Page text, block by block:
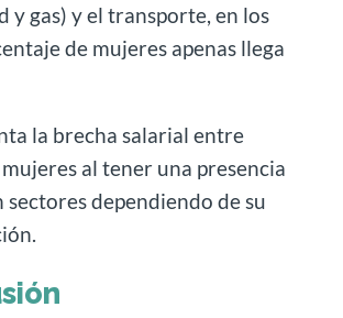
y gas) y el transporte, en los
de mujeres apenas llega
la brecha salarial entre
al tener una presencia
sectores dependiendo de su